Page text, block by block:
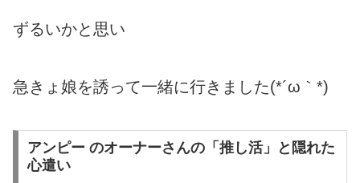
ずるいかと思い
急きょ娘を誘って一緒に行きました(*´ω｀*)
アンピー のオーナーさんの「推し活」と隠れた
心遣い